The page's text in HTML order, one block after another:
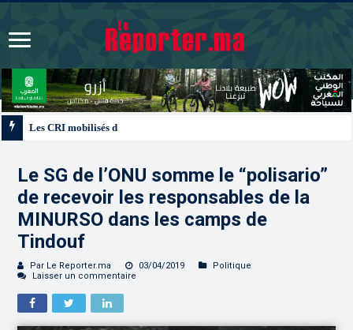
Le SG de l’ONU somme le “polisario”
de recevoir les responsables de la
MINURSO dans les camps de
Tindouf
Par Le Reporter.ma 03/04/2019
Politique
Laisser un commentaire